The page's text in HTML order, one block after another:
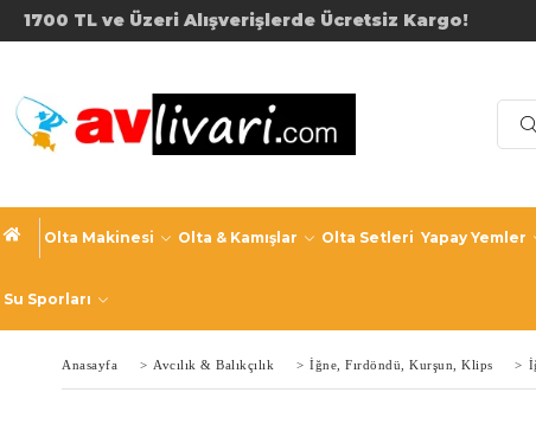
1700 TL ve Üzeri
Olta Makinesi Olta & Kamışlar Olta Setleri Yapay Yemler
Su Sporları
Anasayfa > Avcılık & Balıkçılık > İğne, Fırdöndü, Kurşun, Klips >